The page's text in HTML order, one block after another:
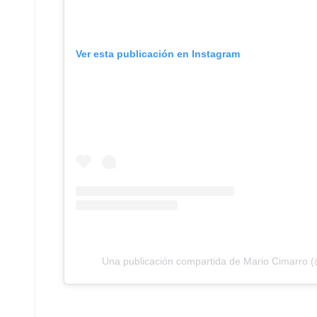
Ver esta publicación en Instagram
Una publicación compartida de Mario Cimarro